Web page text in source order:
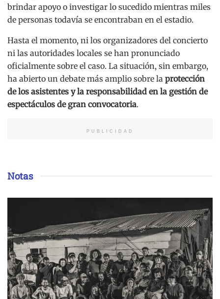
brindar apoyo o investigar lo sucedido mientras miles
de personas todavía se encontraban en el estadio.
Hasta el momento, ni los organizadores del concierto
ni las autoridades locales se han pronunciado
oficialmente sobre el caso. La situación, sin embargo,
ha abierto un debate más amplio sobre la protección
de los asistentes y la responsabilidad en la gestión de
espectáculos de gran convocatoria.
PUBLICIDAD
Notas